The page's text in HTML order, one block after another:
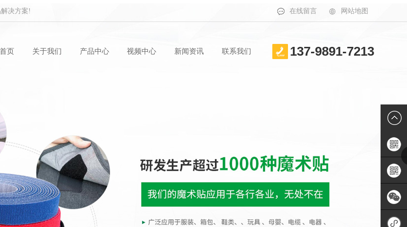
决方案! 在线留言 网站地图
137-9891-7213
页 关于我们 产品中心 视频中心 新闻资讯 联系我们
手机APP
二维码
联系人
二维码
微信公